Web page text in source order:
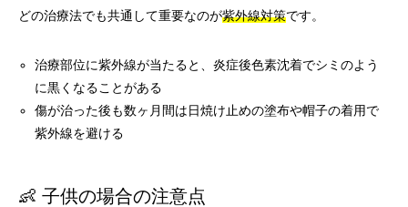
どの治療法でも共通して重要なのが紫外線対策です。
治療部位に紫外線が当たると、炎症後色素沈着でシミのよう
に黒くなることがある
傷が治った後も数ヶ月間は日焼け止めの塗布や帽子の着用で
紫外線を避ける
👶 子供の場合の注意点